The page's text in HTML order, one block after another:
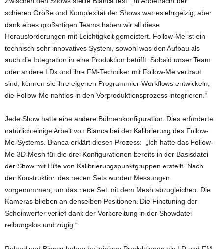
schieren Größe und Komplexität der Shows war es ehrgeizig, aber
dank eines großartigen Teams haben wir all diese
Herausforderungen mit Leichtigkeit gemeistert. Follow-Me ist ein
technisch sehr innovatives System, sowohl was den Aufbau als
auch die Integration in eine Produktion betrifft. Sobald unser Team
oder andere LDs und ihre FM-Techniker mit Follow-Me vertraut
sind, können sie ihre eigenen Programmier-Workflows entwickeln,
die Follow-Me nahtlos in den Vorproduktionsprozess integrieren.“
Jede Show hatte eine andere Bühnenkonfiguration. Dies erforderte
natürlich einige Arbeit von Bianca bei der Kalibrierung des Follow-
Me-Systems. Bianca erklärt diesen Prozess: „Ich hatte das Follow-
Me 3D-Mesh für die drei Konfigurationen bereits in der Basisdatei
der Show mit Hilfe von Kalibrierungspunktgruppen erstellt. Nach
der Konstruktion des neuen Sets wurden Messungen
vorgenommen, um das neue Set mit dem Mesh abzugleichen. Die
Kameras blieben an denselben Positionen. Die Finetuning der
Scheinwerfer verlief dank der Vorbereitung in der Showdatei
reibungslos und zügig.“